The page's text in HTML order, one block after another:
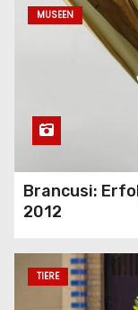
MUSEEN
Brancusi:
2012
TIERE